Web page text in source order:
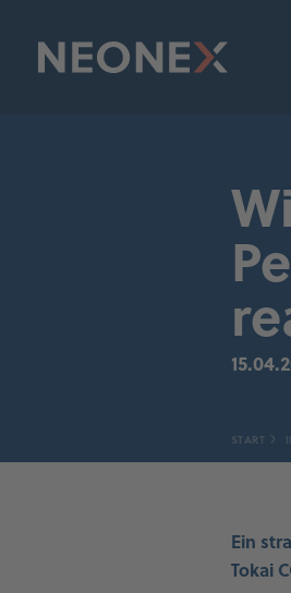
START
Ein
Tokai